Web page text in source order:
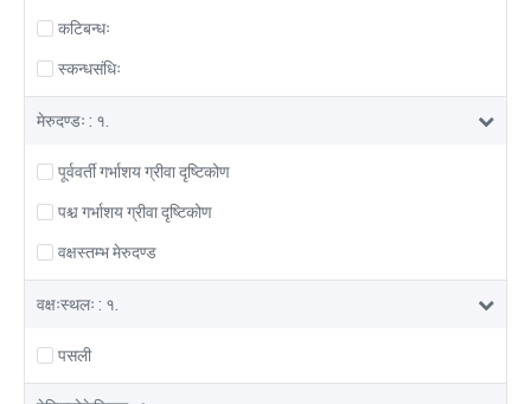
कटिबन्धः
स्कन्धसंधिः
मेरुदण्डः : १.
पूर्ववर्ती गर्भाशय ग्रीवा दृष्टिकोण
पश्च गर्भाशय ग्रीवा दृष्टिकोण
वक्षस्तम्भ मेरुदण्ड
वक्षःस्थलः : १.
पसली